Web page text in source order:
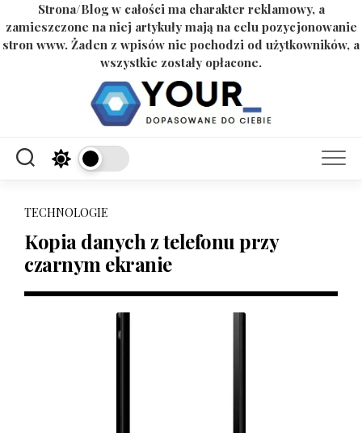
Strona/Blog w całości ma charakter reklamowy, a
zamieszczone na niej artykuły mają na celu pozycjonowanie
stron www. Żaden z wpisów nie pochodzi od użytkowników, a
wszystkie zostały opłacone.
TECHNOLOGIE
Kopia danych z telefonu przy
czarnym ekranie